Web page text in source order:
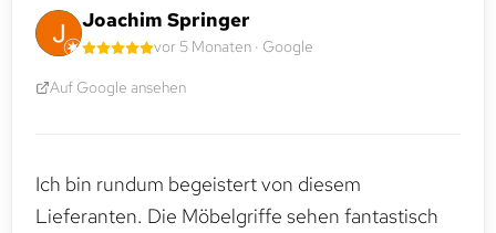
Joachim Springer
vor 5 Monaten · Google
Auf Google ansehen
Ich bin rundum begeistert von diesem
Lieferanten. Die Möbelgriffe sehen fantastisch